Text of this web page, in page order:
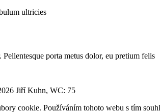
ultricies
porta metus dolor, eu pretium felis
Jiří Kuhn, WC: 75
cookie. Používáním tohoto webu s tím